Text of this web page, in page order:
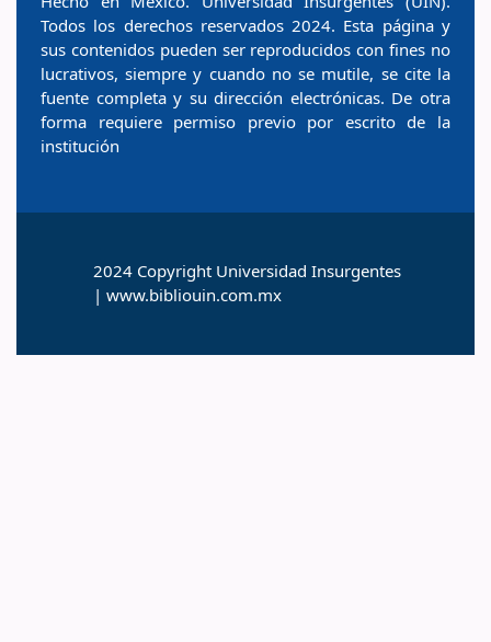
Todos los derechos reservados 2024. Esta página y
sus contenidos pueden ser reproducidos con fines no
lucrativos, siempre y cuando no se mutile, se cite la
fuente completa y su dirección electrónicas. De otra
forma requiere permiso previo por escrito de la
institución
2024 Copyright Universidad Insurgentes
| www.bibliouin.com.mx